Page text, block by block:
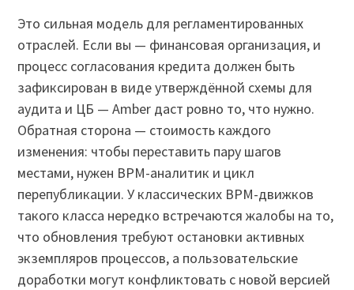
Это сильная модель для регламентированных
отраслей. Если вы — финансовая организация, и
процесс согласования кредита должен быть
зафиксирован в виде утверждённой схемы для
аудита и ЦБ — Amber даст ровно то, что нужно.
Обратная сторона — стоимость каждого
изменения: чтобы переставить пару шагов
местами, нужен BPM-аналитик и цикл
перепубликации. У классических BPM-движков
такого класса нередко встречаются жалобы на то,
что обновления требуют остановки активных
экземпляров процессов, а пользовательские
доработки могут конфликтовать с новой версией